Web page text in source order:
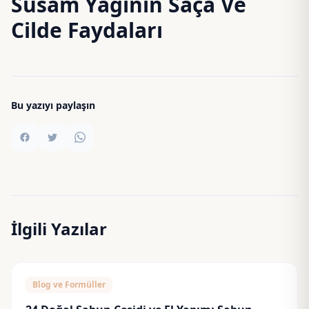
Cilde Faydaları
Bu yazıyı paylaşın
İlgili Yazılar
Blog ve Formüller